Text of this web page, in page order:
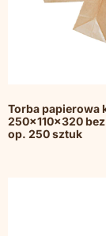
Torba papierowa
250x110x320
op. 250 sztuk